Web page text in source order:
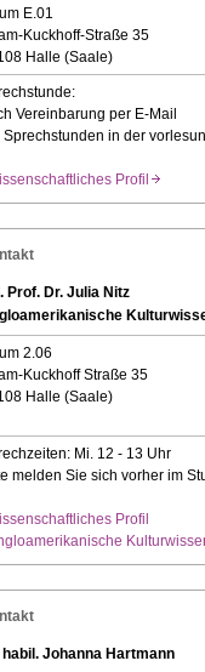
E.01
Kuckhoff-Straße 35
Halle (Saale)
Vereinbarung per E-Mail
Sprechstunden in der
Profil
Prof. Dr. Julia Nitz
2.06
Kuckhoff Straße 35
Halle (Saale)
Mi. 12 - 13 Uhr
melden Sie sich vorher im
Profil
habil. Johanna Hartmann